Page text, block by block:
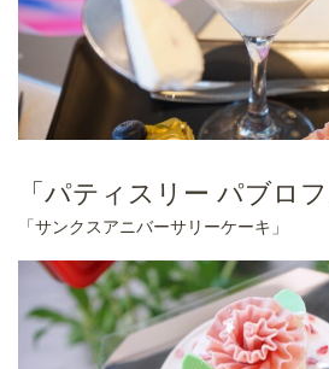
「パティスリー パブロ
「サンクスアニバーサリーケーキ」